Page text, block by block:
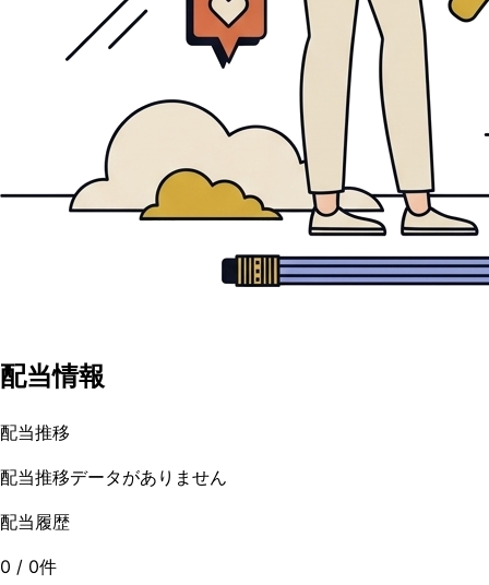
配当情報
配当推移
配当推移データがありません
配当履歴
0 / 0件